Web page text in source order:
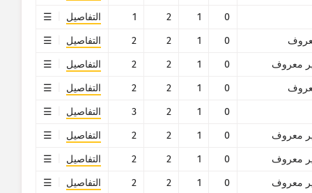
0
1
2
1
التفاصيل
0
1
2
2
التفاصيل
معروف
0
1
2
2
التفاصيل
0
1
2
2
التفاصيل
0
1
2
3
التفاصيل
معروف
0
1
2
2
التفاصيل
معروف
0
1
2
2
التفاصيل
معروف
0
1
2
2
التفاصيل